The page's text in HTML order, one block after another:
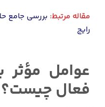
مقاله مرتبط: بررسی جامع
رایج
عوامل مؤثر
فعال چیست؟